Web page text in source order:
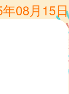
08月15日